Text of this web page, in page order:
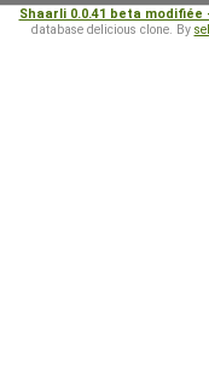
Shaarli 0.0.41 beta modifiée
database delicious clone. By